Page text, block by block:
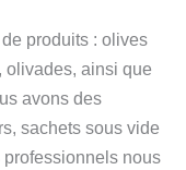
produits : olives
olivades, ainsi que
avons des
sachets sous vide
nous